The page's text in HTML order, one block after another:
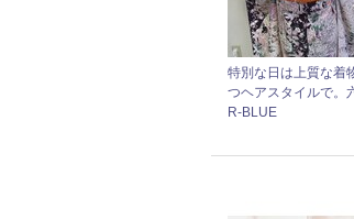
特別な日は上質な着
つヘアスタイルで。
R-BLUE